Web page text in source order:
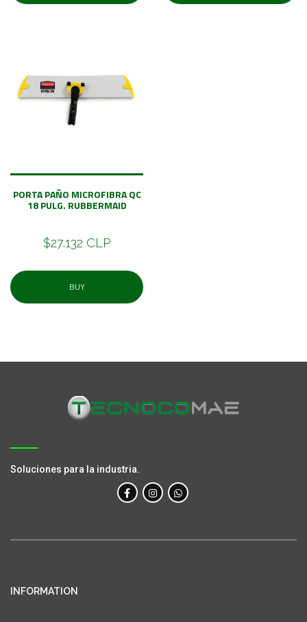
PORTA PAÑO MICROFIBRA QC
18 PULG. RUBBERMAID
$27.132 CLP
BUY
Soluciones para la industria.
INFORMATION